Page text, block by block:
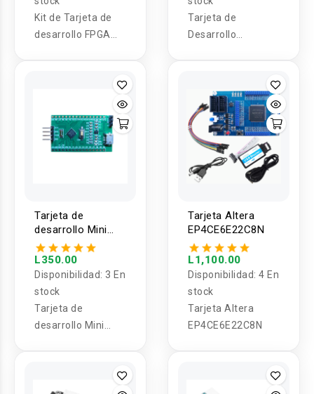
Kit de Tarjeta de
desarrollo FPGA
Tarjeta de
Desarrollo
Tarjeta de
desarrollo Mini
ST32L051 QFN32
L350.00
Disponibilidad: 3 En
stock
Tarjeta de
desarrollo Mini
Tarjeta Altera
EP4CE6E22C8N
L1,100.00
Disponibilidad: 4 En
stock
Tarjeta Altera
EP4CE6E22C8N